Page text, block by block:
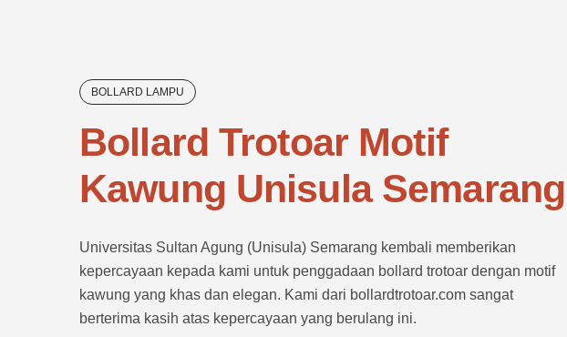
BOLLARD LAMPU
Bollard Trotoar Motif
Kawung Unisula Semarang
Universitas Sultan Agung (Unisula) Semarang kembali memberikan
kepercayaan kepada kami untuk penggadaan bollard trotoar dengan motif
kawung yang khas dan elegan. Kami dari bollardtrotoar.com sangat
berterima kasih atas kepercayaan yang berulang ini.